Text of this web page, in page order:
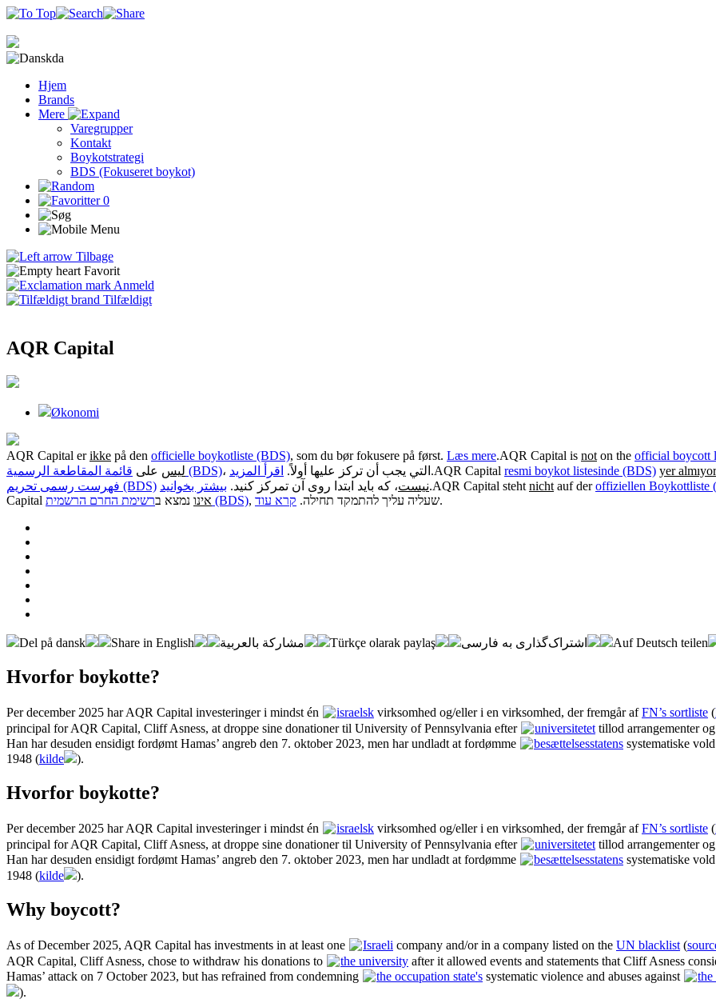
da
Hjem
Brands
Mere
Varegrupper
Kontakt
Boykotstrategi
BDS (Fokuseret boykot)
0
Tilbage
Favorit
Anmeld
Tilfældigt
AQR Capital
Økonomi
AQR Capital erikke på den officielle boykotliste (BDS), som du bør fokusere på først. Læs mere.AQR Capital is not on the official boycott
ليس على قائمة المقاطعة الرسمية (BDS) ، التي يجب أن تركز عليها أولاً. اقرأ المزيد .AQR Capital resmi boykot listesinde (BDS) yer almıyor
فهرست رسمی تحریم (BDS)
نیست، که باید ابتدا روی آن تمرکز کنید. بیشتر بخوانید .AQR Capital steht nicht auf deroffiziellen Boykottliste
Capital
אינו נמצא ב רשימת החרם הרשמית (BDS) , שעליה עליך להתמקד תחילה. קרא עוד .
Del på dansk Share in English مشاركة بالعربية Türkçe olarak paylaş اشتراک‌گذاری به فارسی Auf Deutsch teilen
Hvorfor boykotte?
Per december 2025 har AQR Capital investeringer i mindst én israelsk virksomhed og/eller i en virksomhed, der fremgår afFN’s sortliste (
principal for AQR Capital, Cliff Asness, at droppe sine donationer til University of Pennsylvania efter
universitetet tillod arrangementer
Han har desuden ensidigt fordømt Hamas’ angreb den 7. oktober 2023, men har undladt at fordømme
besættelsesstatens systematiske
1948 (kilde ).
Hvorfor boykotte?
Per december 2025 har AQR Capital investeringer i mindst én israelsk virksomhed og/eller i en virksomhed, der fremgår afFN’s sortliste (
principal for AQR Capital, Cliff Asness, at droppe sine donationer til University of Pennsylvania efter
universitetet tillod arrangementer
Han har desuden ensidigt fordømt Hamas’ angreb den 7. oktober 2023, men har undladt at fordømme
besættelsesstatens systematiske
1948 (kilde ).
Why boycott?
As of December 2025, AQR Capital has investments in at least one Israeli company and/or in a company listed on the UN blacklist (
AQR Capital, Cliff Asness, chose to withdraw his donations to
the university after it allowed events and statements that Cliff Asness
Hamas’ attack on 7 October 2023, but has refrained from condemning
the occupation state's systematic violence and abuses against the
).